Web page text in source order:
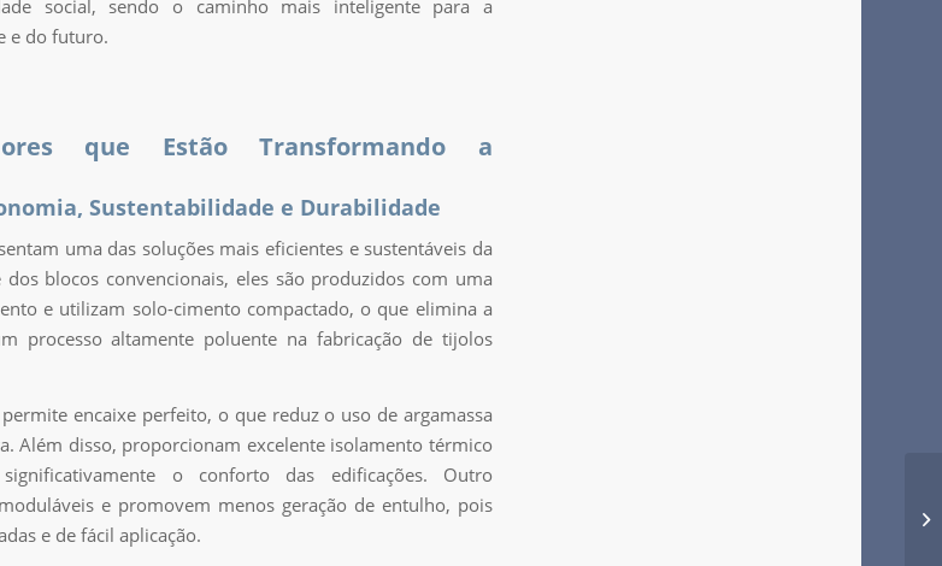
social, sendo o caminho mais inteligente para a
e do futuro.
que Estão Transformando a
Sustentabilidade e Durabilidade
uma das soluções mais eficientes e sustentáveis da
blocos convencionais, eles são produzidos com uma
e utilizam solo-cimento compactado, o que elimina a
processo altamente poluente na fabricação de tijolos
encaixe perfeito, o que reduz o uso de argamassa
Além disso, proporcionam excelente isolamento térmico
o conforto das edificações. Outro
e promovem menos geração de entulho, pois
e de fácil aplicação.